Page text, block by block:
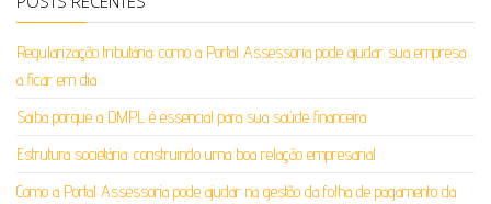
Regularização tributária: como a Portal Assessoria pode ajudar sua empresa
a ficar em dia
Saiba porque a DMPL é essencial para sua saúde financeira
Estrutura societária: construindo uma boa relação empresarial
Como a Portal Assessoria pode ajudar na gestão da folha de pagamento da